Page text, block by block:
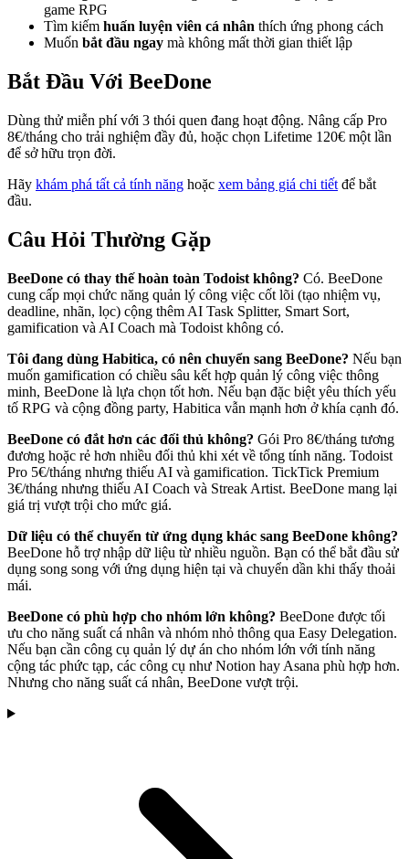
game RPG
Tìm kiếm huấn luyện viên cá nhân thích ứng phong cách
Muốn bắt đầu ngay mà không mất thời gian thiết lập
Bắt Đầu Với BeeDone
Dùng thử miễn phí với 3 thói quen đang hoạt động. Nâng cấp Pro
8€/tháng cho trải nghiệm đầy đủ, hoặc chọn Lifetime 120€ một lần
để sở hữu trọn đời.
Hãy khám phá tất cả tính năng hoặc xem bảng giá chi tiết để bắt
đầu.
Câu Hỏi Thường Gặp
BeeDone có thay thế hoàn toàn Todoist không? Có. BeeDone
cung cấp mọi chức năng quản lý công việc cốt lõi (tạo nhiệm vụ,
deadline, nhãn, lọc) cộng thêm AI Task Splitter, Smart Sort,
gamification và AI Coach mà Todoist không có.
Tôi đang dùng Habitica, có nên chuyển sang BeeDone? Nếu bạn
muốn gamification có chiều sâu kết hợp quản lý công việc thông
minh, BeeDone là lựa chọn tốt hơn. Nếu bạn đặc biệt yêu thích yếu
tố RPG và cộng đồng party, Habitica vẫn mạnh hơn ở khía cạnh đó.
BeeDone có đắt hơn các đối thủ không? Gói Pro 8€/tháng tương
đương hoặc rẻ hơn nhiều đối thủ khi xét về tổng tính năng. Todoist
Pro 5€/tháng nhưng thiếu AI và gamification. TickTick Premium
3€/tháng nhưng thiếu AI Coach và Streak Artist. BeeDone mang lại
giá trị vượt trội cho mức giá.
Dữ liệu có thể chuyển từ ứng dụng khác sang BeeDone không?
BeeDone hỗ trợ nhập dữ liệu từ nhiều nguồn. Bạn có thể bắt đầu sử
dụng song song với ứng dụng hiện tại và chuyển dần khi thấy thoải
mái.
BeeDone có phù hợp cho nhóm lớn không? BeeDone được tối
ưu cho năng suất cá nhân và nhóm nhỏ thông qua Easy Delegation.
Nếu bạn cần công cụ quản lý dự án cho nhóm lớn với tính năng
cộng tác phức tạp, các công cụ như Notion hay Asana phù hợp hơn.
Nhưng cho năng suất cá nhân, BeeDone vượt trội.